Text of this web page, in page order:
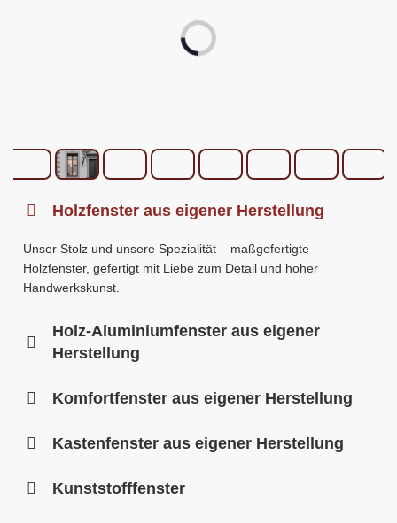
Holzfenster aus eigener Herstellung
Unser Stolz und unsere Spezialität – maßgefertigte
Holzfenster, gefertigt mit Liebe zum Detail und hoher
Handwerkskunst.
Holz-Aluminiumfenster aus eigener
Herstellung
Komfortfenster aus eigener Herstellung
Kastenfenster aus eigener Herstellung
Kunststofffenster